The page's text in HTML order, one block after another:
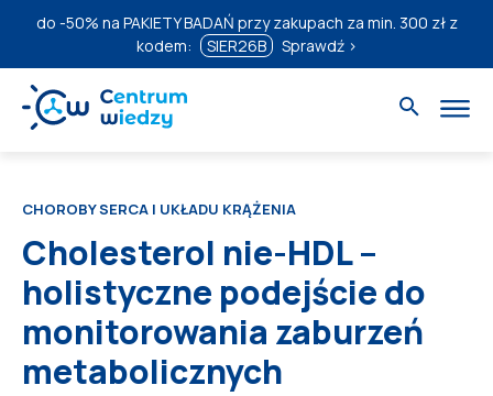
do -50% na PAKIETY BADAŃ przy zakupach za min. 300 zł z
kodem:
SIER26B Sprawdź ›
CHOROBY SERCA I UKŁADU KRĄŻENIA
Cholesterol nie-HDL –
holistyczne podejście do
monitorowania zaburzeń
metabolicznych